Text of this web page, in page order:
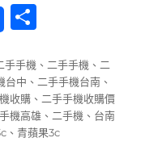
手手機 、 二手手機 、 二
台中 、 二手手機台南 、
收購 、 二手手機收購價
機高雄 、 二手機 、 台南
、青蘋果3c